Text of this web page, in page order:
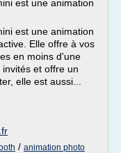
est une animation
est une animation
Elle offre à vos
en moins d'une
et offre un
elle est aussi...
/ animation photo